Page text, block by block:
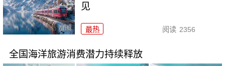
见
最热 阅读 2356
全国海洋旅游消费潜力持续释放